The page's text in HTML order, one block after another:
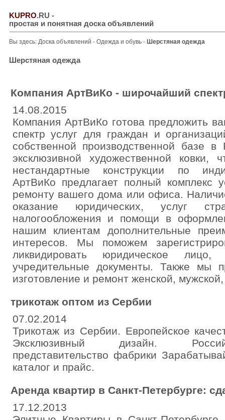
KUPRO.RU -
простая и понятная доска объявлений
Вы здесь: Доска объявлений - Одежда и обувь - Шерстяная одежда
Шерстяная одежда
Компания АртВиКо - широчайший
14.08.2015
Компания АртВиКо готова предложить
спектр услуг для граждан и
собственной производственной базе
эксклюзивной художественной ковки,
нестандартные конструкции по
АртВиКо предлагает полный комплекc
ремонту вашего дома или офиса.
оказание юридических, услуг
налогообложения и помощи в
нашим клиентам дополнительные
интересов. Мы поможем
ликвидировать юридическое
учредительные документы. Также мы
изготовление и ремонт женской,
трикотаж оптом из Сербии
07.02.2014
Трикотаж из Сербии. Европейское
Эксклюзивный дизайн.
представительство фабрики
каталог и прайс.
Аренда квартир в Санкт-Петербурге:
17.12.2013